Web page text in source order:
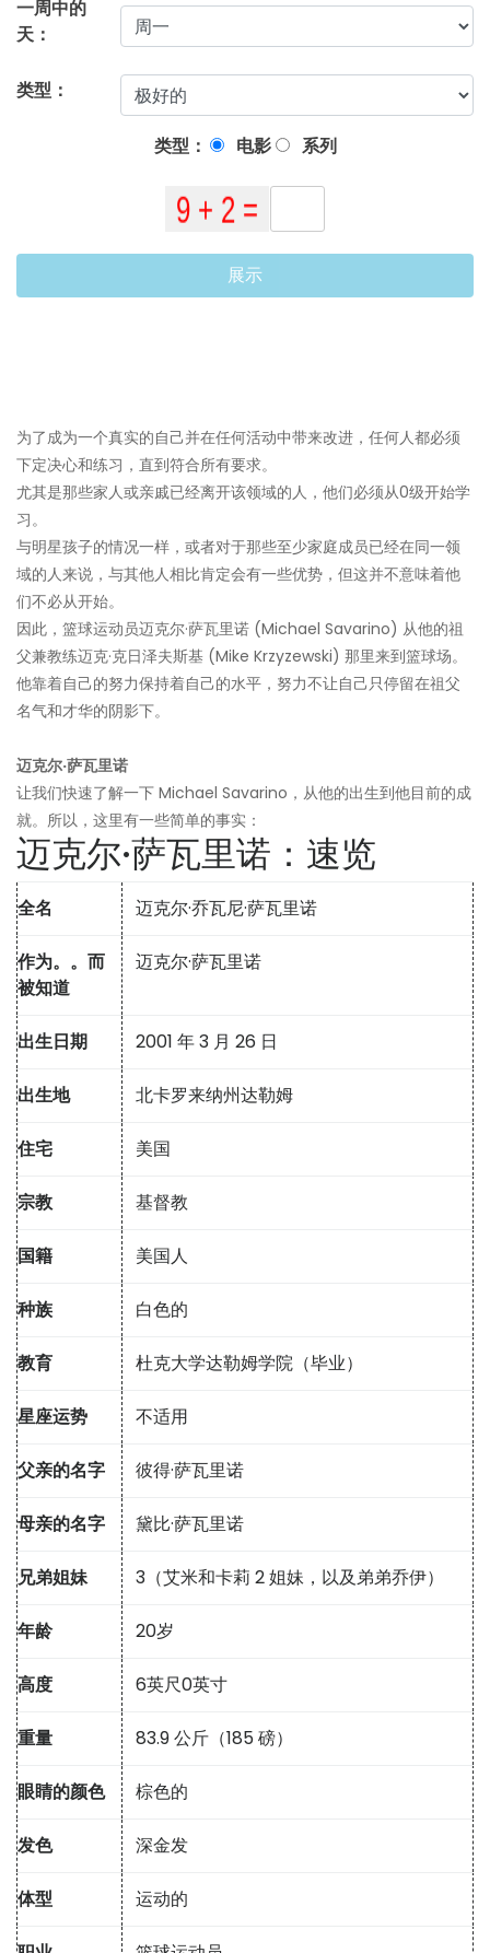
一周中的
天：
类型：
类型： 电影 系列
展示
为了成为一个真实的自己并在任何活动中带来改进，任何人都必须
下定决心和练习，直到符合所有要求。
尤其是那些家人或亲戚已经离开该领域的人，他们必须从0级开始学
习。
与明星孩子的情况一样，或者对于那些至少家庭成员已经在同一领
域的人来说，与其他人相比肯定会有一些优势，但这并不意味着他
们不必从开始。
因此，篮球运动员迈克尔·萨瓦里诺 (Michael Savarino) 从他的祖
父兼教练迈克·克日泽夫斯基 (Mike Krzyzewski) 那里来到篮球场。
他靠着自己的努力保持着自己的水平，努力不让自己只停留在祖父
名气和才华的阴影下。
迈克尔·萨瓦里诺
让我们快速了解一下 Michael Savarino，从他的出生到他目前的成
就。所以，这里有一些简单的事实：
迈克尔·萨瓦里诺：速览
全名 迈克尔·乔瓦尼·萨瓦里诺
作为。。而
被知道
迈克尔·萨瓦里诺
出生日期 2001 年 3 月 26 日
出生地 北卡罗来纳州达勒姆
住宅 美国
宗教 基督教
国籍 美国人
种族 白色的
教育 杜克大学达勒姆学院（毕业）
星座运势 不适用
父亲的名字 彼得·萨瓦里诺
母亲的名字 黛比·萨瓦里诺
兄弟姐妹 3（艾米和卡莉 2 姐妹，以及弟弟乔伊）
年龄 20岁
高度 6英尺0英寸
重量 83.9 公斤（185 磅）
眼睛的颜色 棕色的
发色 深金发
体型 运动的